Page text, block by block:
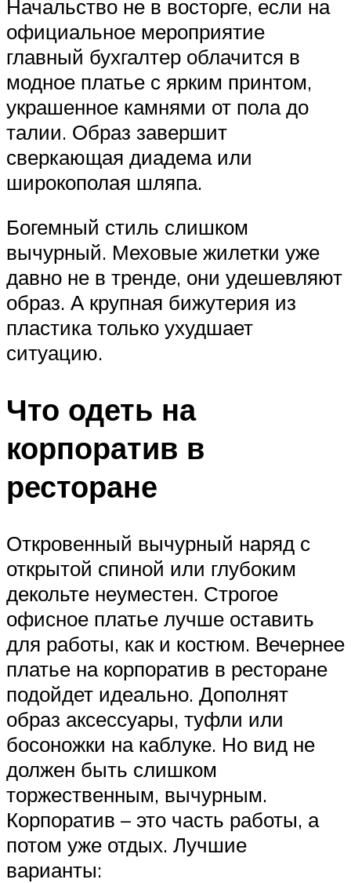
Начальство не в восторге, если на
официальное мероприятие
главный бухгалтер облачится в
модное платье с ярким принтом,
украшенное камнями от пола до
талии. Образ завершит
сверкающая диадема или
широкополая шляпа.
Богемный стиль слишком
вычурный. Меховые жилетки уже
давно не в тренде, они удешевляют
образ. А крупная бижутерия из
пластика только ухудшает
ситуацию.
Что одеть на
корпоратив в
ресторане
Откровенный вычурный наряд с
открытой спиной или глубоким
декольте неуместен. Строгое
офисное платье лучше оставить
для работы, как и костюм. Вечернее
платье на корпоратив в ресторане
подойдет идеально. Дополнят
образ аксессуары, туфли или
босоножки на каблуке. Но вид не
должен быть слишком
торжественным, вычурным.
Корпоратив – это часть работы, а
потом уже отдых. Лучшие
варианты: